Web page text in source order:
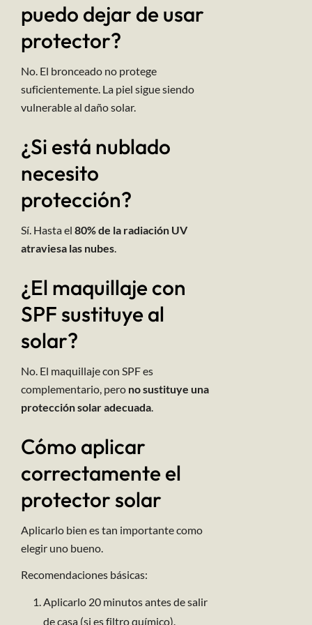
puedo dejar de usar
protector?
No. El bronceado no protege
suficientemente. La piel sigue siendo
vulnerable al daño solar.
¿Si está nublado
necesito
protección?
Sí. Hasta el 80% de la radiación UV
atraviesa las nubes.
¿El maquillaje con
SPF sustituye al
solar?
No. El maquillaje con SPF es
complementario, pero no sustituye una
protección solar adecuada.
Cómo aplicar
correctamente el
protector solar
Aplicarlo bien es tan importante como
elegir uno bueno.
Recomendaciones básicas:
Aplicarlo 20 minutos antes de salir
de casa (si es filtro químico).